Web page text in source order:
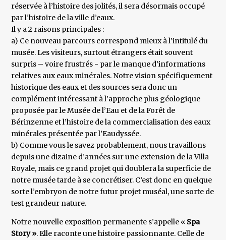
réservée à l’histoire des jolités, il sera désormais occupé
par l’histoire de la ville d’eaux.
Il y a 2 raisons principales :
a) Ce nouveau parcours correspond mieux à l’intitulé du
musée. Les visiteurs, surtout étrangers était souvent
surpris – voire frustrés - par le manque d’informations
relatives aux eaux minérales. Notre vision spécifiquement
historique des eaux et des sources sera donc un
complément intéressant à l’approche plus géologique
proposée par le Musée de l’Eau et de la Forêt de
Bérinzenne et l’histoire de la commercialisation des eaux
minérales présentée par l’Eaudyssée.
b) Comme vous le savez probablement, nous travaillons
depuis une dizaine d’années sur une extension de la Villa
Royale, mais ce grand projet qui doublera la superficie de
notre musée tarde à se concrétiser. C’est donc en quelque
sorte l’embryon de notre futur projet muséal, une sorte de
test grandeur nature.
Notre nouvelle exposition permanente s’appelle « Spa
Story ». Elle raconte une histoire passionnante. Celle de